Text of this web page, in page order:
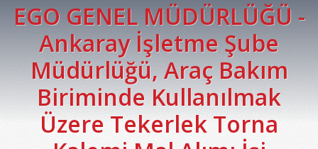
EGO GENEL MÜDÜRLÜĞÜ -
Ankaray İşletme Şube
Müdürlüğü, Araç Bakım
Biriminde Kullanılmak
Üzere Tekerlek Torna